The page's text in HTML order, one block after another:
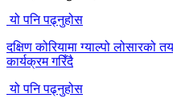
यो पनि पढ्नुहोस
दक्षिण कोरियामा ग्याल्पो लोसारको
कार्यक्रम गरिँदै
यो पनि पढ्नुहोस